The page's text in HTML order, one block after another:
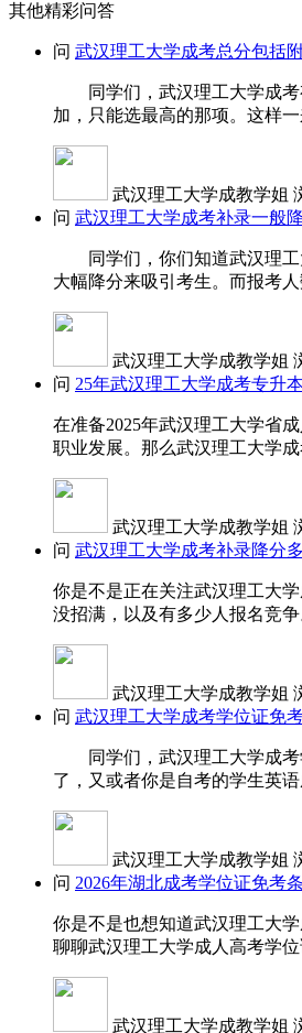
其他精彩问答
问 武汉理工大学成考总分包括
同学们，武汉理工大学成考
加，只能选最高的那项。这样
武汉理工大学成教学姐
问 武汉理工大学成考补录一般
同学们，你们知道武汉理工
大幅降分来吸引考生。而报考
武汉理工大学成教学姐
问 25年武汉理工大学成考专升
在准备2025年武汉理工大学省
职业发展。那么武汉理工大学
武汉理工大学成教学姐
问 武汉理工大学成考补录降分
你是不是正在关注武汉理工大
没招满，以及有多少人报名竞
武汉理工大学成教学姐
问 武汉理工大学成考学位证免
同学们，武汉理工大学成考
了，又或者你是自考的学生英
武汉理工大学成教学姐
问 2026年湖北成考学位证免考
你是不是也想知道武汉理工大
聊聊武汉理工大学成人高考学
武汉理工大学成教学姐